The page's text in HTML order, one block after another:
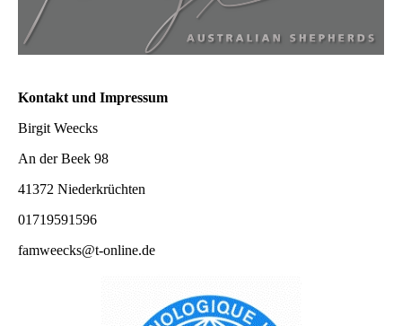
Kontakt und Impressum
Birgit Weecks
An der Beek 98
41372 Niederkrüchten
01719591596
famweecks@t-online.de